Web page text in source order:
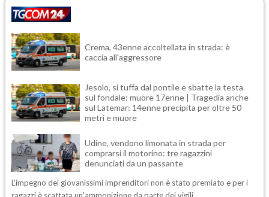
Crema, 43enne accoltellata in strada: è
caccia all'aggressore
Jesolo, si tuffa dal pontile e sbatte la testa
sul fondale: muore 17enne | Tragedia anche
sul Latemar: 14enne precipita per oltre 50
metri e muore
Udine, vendono limonata in strada per
comprarsi il motorino: tre ragazzini
denunciati da un passante
L'impegno dei giovanissimi imprenditori non è stato premiato e per i